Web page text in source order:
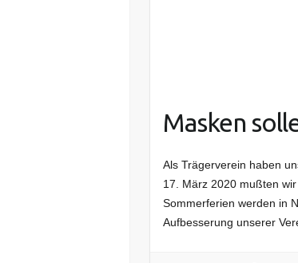
Masken
Als Trägerverein haben
17. März 2020 mußten
Sommerferien werden in
Aufbesserung unserer